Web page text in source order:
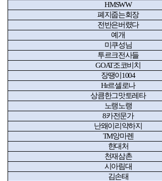
HMSWW
폐지줍는회장
전반은버렸다
예개
미쿠성님
투르크전사들
GOAT조코비치
장땡이 1004
Hr르셀로나
상큼한그맛토레타
노랭노랭
8카전문가
난왜이리약하지
TM앙마렌
한대처
천재삼촌
시아림대
김손태